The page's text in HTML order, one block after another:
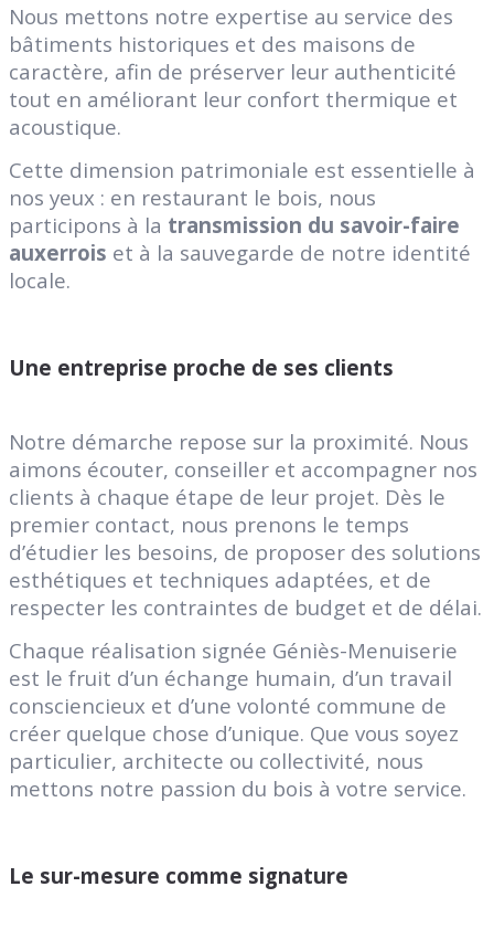
Nous mettons notre expertise au service des
bâtiments historiques et des maisons de
caractère, afin de préserver leur authenticité
tout en améliorant leur confort thermique et
acoustique.
Cette dimension patrimoniale est essentielle à
nos yeux : en restaurant le bois, nous
participons à la transmission du savoir-faire
auxerrois et à la sauvegarde de notre identité
locale.
Une entreprise proche de ses clients
Notre démarche repose sur la proximité. Nous
aimons écouter, conseiller et accompagner nos
clients à chaque étape de leur projet. Dès le
premier contact, nous prenons le temps
d’étudier les besoins, de proposer des solutions
esthétiques et techniques adaptées, et de
respecter les contraintes de budget et de délai.
Chaque réalisation signée Géniès-Menuiserie
est le fruit d’un échange humain, d’un travail
consciencieux et d’une volonté commune de
créer quelque chose d’unique. Que vous soyez
particulier, architecte ou collectivité, nous
mettons notre passion du bois à votre service.
Le sur-mesure comme signature